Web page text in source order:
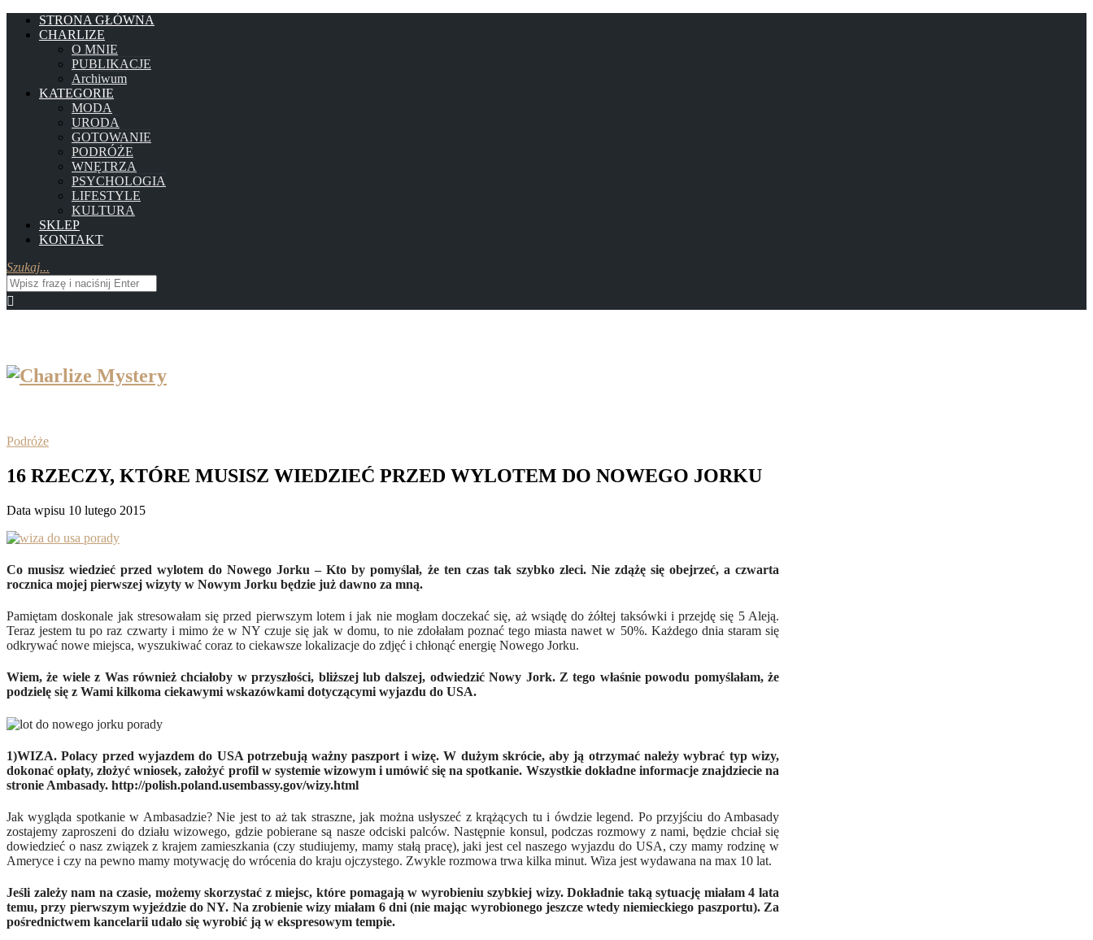
STRONA GŁÓWNA
CHARLIZE
O MNIE
PUBLIKACJE
Archiwum
KATEGORIE
MODA
URODA
GOTOWANIE
PODRÓŻE
WNĘTRZA
PSYCHOLOGIA
LIFESTYLE
KULTURA
SKLEP
KONTAKT
Szukaj...
Podróże
16 RZECZY, KTÓRE MUSISZ WIEDZIEĆ PRZED WYLOTEM DO NOWEGO JORKU
Data wpisu 10 lutego 2015
Co musisz wiedzieć przed wylotem do Nowego Jorku – Kto by pomyślał, że ten czas tak szybko zleci. Nie zdążę się obejrzeć, a czwarta
rocznica mojej pierwszej wizyty w Nowym Jorku będzie już dawno za mną.
Pamiętam doskonale jak stresowałam się przed pierwszym lotem i jak nie mogłam doczekać się, aż wsiądę do żółtej taksówki i przejdę się 5 Aleją.
Teraz jestem tu po raz czwarty i mimo że w NY czuje się jak w domu, to nie zdołałam poznać tego miasta nawet w 50%. Każdego dnia staram się
odkrywać nowe miejsca, wyszukiwać coraz to ciekawsze lokalizacje do zdjęć i chłonąć energię Nowego Jorku.
Wiem, że wiele z Was również chciałoby w przyszłości, bliższej lub dalszej, odwiedzić Nowy Jork. Z tego właśnie powodu pomyślałam, że
podzielę się z Wami kilkoma ciekawymi wskazówkami dotyczącymi wyjazdu do USA.
1)WIZA. Polacy przed wyjazdem do USA potrzebują ważny paszport i wizę. W dużym skrócie, aby ją otrzymać należy wybrać typ wizy,
dokonać opłaty, złożyć wniosek, założyć profil w systemie wizowym i umówić się na spotkanie. Wszystkie dokładne informacje znajdziecie na
stronie Ambasady. http://polish.poland.usembassy.gov/wizy.html
Jak wygląda spotkanie w Ambasadzie? Nie jest to aż tak straszne, jak można usłyszeć z krążących tu i ówdzie legend. Po przyjściu do Ambasady
zostajemy zaproszeni do działu wizowego, gdzie pobierane są nasze odciski palców. Następnie konsul, podczas rozmowy z nami, będzie chciał się
dowiedzieć o nasz związek z krajem zamieszkania (czy studiujemy, mamy stałą pracę), jaki jest cel naszego wyjazdu do USA, czy mamy rodzinę w
Ameryce i czy na pewno mamy motywację do wrócenia do kraju ojczystego. Zwykle rozmowa trwa kilka minut. Wiza jest wydawana na max 10 lat.
Jeśli zależy nam na czasie, możemy skorzystać z miejsc, które pomagają w wyrobieniu szybkiej wizy. Dokładnie taką sytuację miałam 4 lata
temu, przy pierwszym wyjeździe do NY. Na zrobienie wizy miałam 6 dni (nie mając wyrobionego jeszcze wtedy niemieckiego paszportu). Za
pośrednictwem kancelarii udało się wyrobić ją w ekspresowym tempie.